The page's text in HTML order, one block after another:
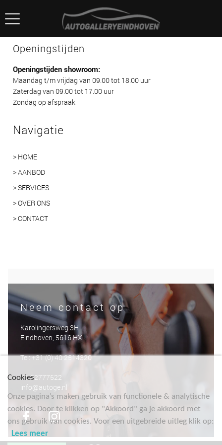
Openingstijden
Openingstijden showroom:
Maandag t/m vrijdag van 09.00 tot 18.00 uur
Zaterdag van 09.00 tot 17.00 uur
Zondag op afspraak
Navigatie
> HOME
> AANBOD
> SERVICES
> OVER ONS
> CONTACT
Neem contact op
Karolingersweg 3H
Eindhoven, 5616 HX
Tel: +31 (0) 40 2514320
06-52777522
info@autoge.nl
Cookies
Onze pagina’s maken gebruik van functionele & analytische
cookies. Door te klikken op "Akkoord" ga je akkoord met
ons gebruik van cookies. Voor een uitgebreide uitleg klik op:
Lees meer